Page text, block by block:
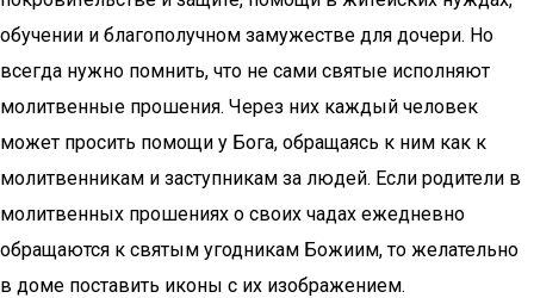
обучении и благополучном замужестве для дочери. Но
всегда нужно помнить, что не сами святые исполняют
молитвенные прошения. Через них каждый человек
может просить помощи у Бога, обращаясь к ним как к
молитвенникам и заступникам за людей. Если родители в
молитвенных прошениях о своих чадах ежедневно
обращаются к святым угодникам Божиим, то желательно
в доме поставить иконы с их изображением.